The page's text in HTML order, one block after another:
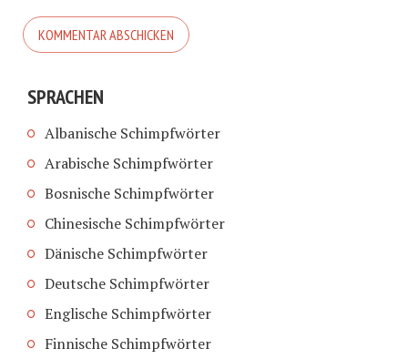
SPRACHEN
Albanische Schimpfwörter
Arabische Schimpfwörter
Bosnische Schimpfwörter
Chinesische Schimpfwörter
Dänische Schimpfwörter
Deutsche Schimpfwörter
Englische Schimpfwörter
Finnische Schimpfwörter